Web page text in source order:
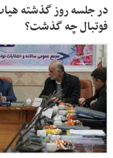
در جلسه روز گذشته
فوتبال چه گذشت؟